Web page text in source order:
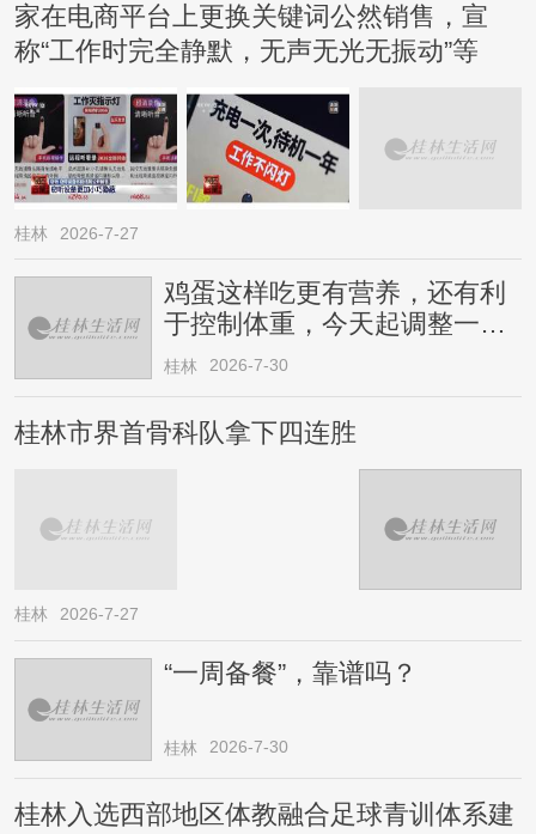
家在电商平台上更换关键词公然销售，宣
称“工作时完全静默，无声无光无振动”等
桂林 2026-7-27
鸡蛋这样吃更有营养，还有利
于控制体重，今天起调整一下
→
桂林 2026-7-30
桂林市界首骨科队拿下四连胜
桂林 2026-7-27
“一周备餐”，靠谱吗？
桂林 2026-7-30
桂林入选西部地区体教融合足球青训体系建